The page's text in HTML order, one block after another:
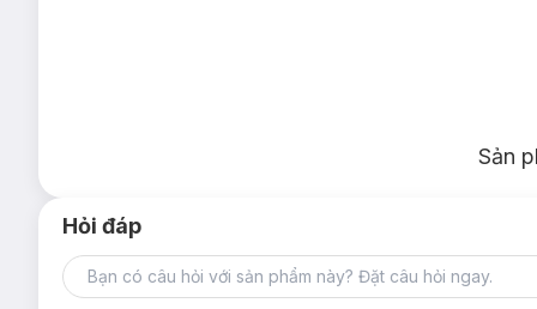
Sản
Hỏi đáp